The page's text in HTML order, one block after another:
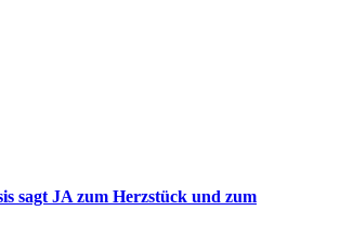
sagt JA zum Herzstück und zum